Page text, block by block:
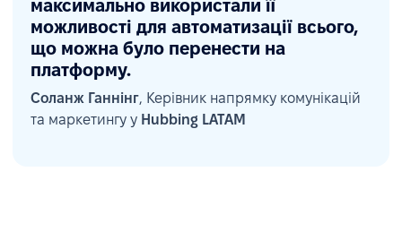
максимально використали її
можливості для автоматизації всього,
що можна було перенести на
платформу.
Соланж Ганнінг, Керівник напрямку комунікацій
та маркетингу у Hubbing LATAM